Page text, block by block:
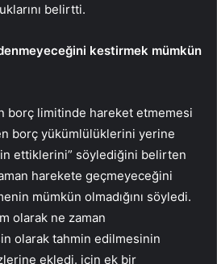
belirtti.
kestirmek mümkün
borç limitinde hareket etmemesi
borç yükümlülüklerini yerine
ettiklerini” söylediğini belirten
harekete geçmeyeceğini
mümkün olmadığını söyledi.
olarak ne zaman
olarak tahmin edilmesinin
ekledi. için ek bir